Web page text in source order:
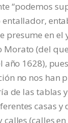
“podemos
entallador,
presume en el
Morato (del
1628),
no nos han
de las tablas
casas y
calles (calles